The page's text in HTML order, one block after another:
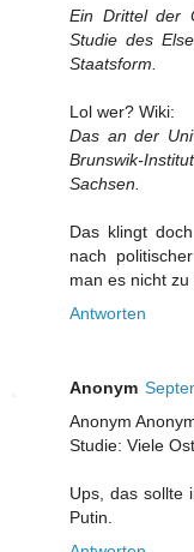
Ein Drittel der
Studie des
Staatsform.
Lol wer? Wiki:
Das an der
Brunswik-
Sachsen.
Das klingt
nach
man es nicht zu
Antworten
Anonym
Anonym
Studie: Viele
Ups, das sollte
Putin.